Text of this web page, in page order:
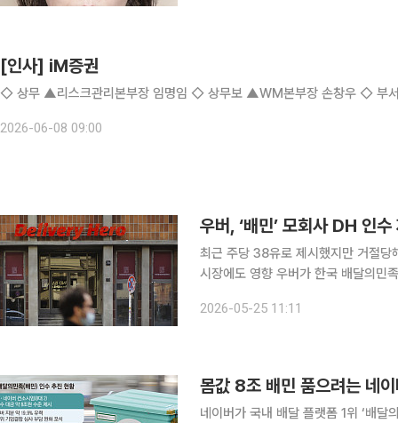
[인사] iM증권
◇ 상무 ▲리스크
2026-06-08 09:00
우버, ‘배민’ 모회사 DH 인
최근 주당 38유로 제시했지만 거절
시장에도 영향 우버가 한국 배달의민
2026-05-25 11:11
몸값 8조 배민 품으려는 네
네이버가 국내 배달 플랫폼 1위 ‘배달